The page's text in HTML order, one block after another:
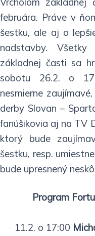
februára. Práve v
šestku, ale aj o
nadstavby.
základnej časti sa
sobotu 26.2. o
nesmierne
derby Slovan –
fanúšikovia aj na TV
ktorý bude
šestku, resp.
bude upresnený
Program
11.2. o 17:00